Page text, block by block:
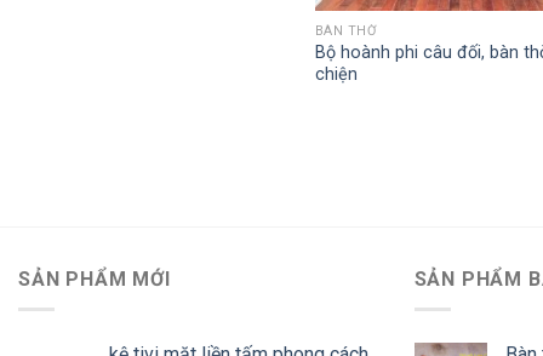
BÀN THỜ
Bộ hoành phi câu đối, bàn
chiện
SẢN PHẨM MỚI SẢN PHẨM